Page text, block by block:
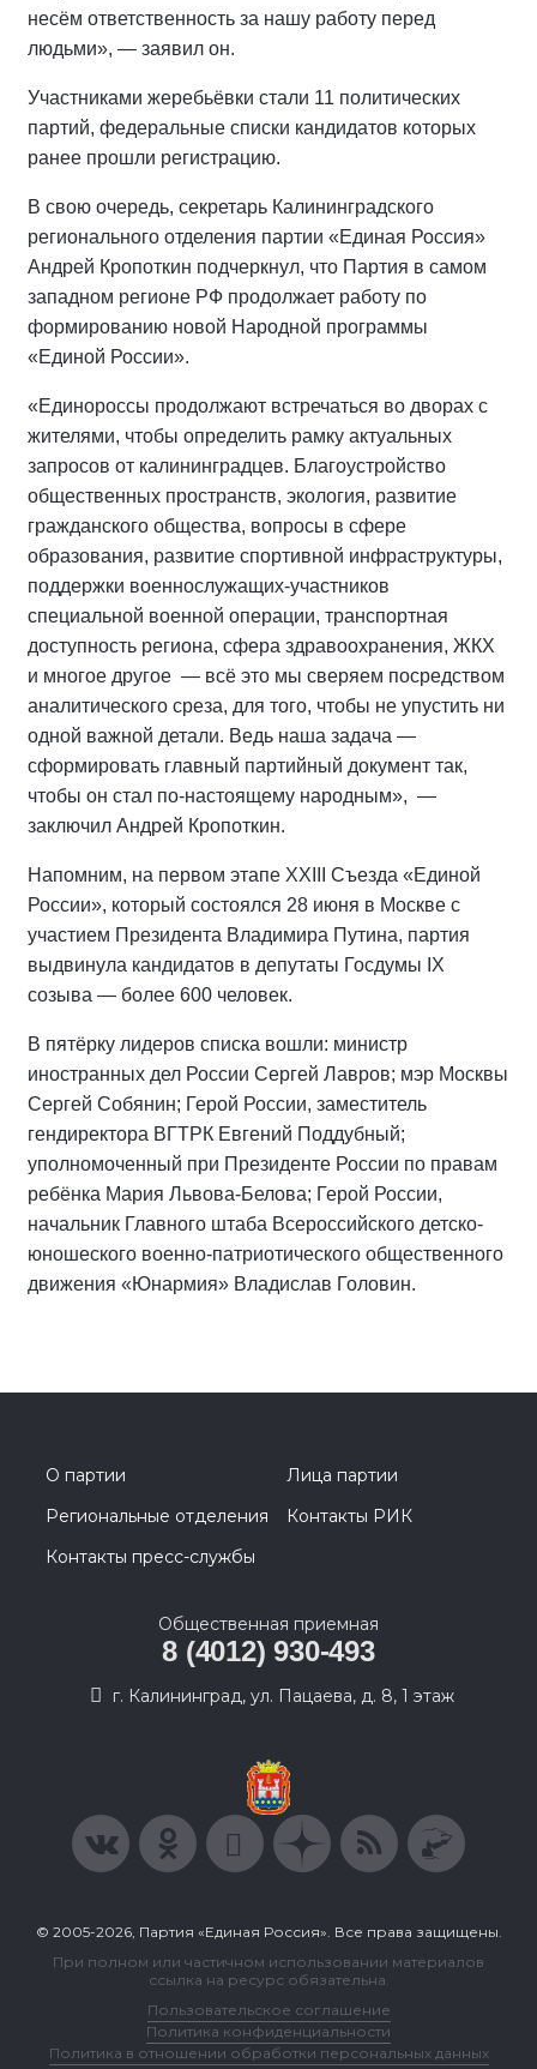
несём ответственность за нашу работу перед
людьми», — заявил он.
Участниками жеребьёвки стали 11 политических
партий, федеральные списки кандидатов которых
ранее прошли регистрацию.
В свою очередь, секретарь Калининградского
регионального отделения партии «Единая Россия»
Андрей Кропоткин подчеркнул, что Партия в самом
западном регионе РФ продолжает работу по
формированию новой Народной программы
«Единой России».
«Единороссы продолжают встречаться во дворах с
жителями, чтобы определить рамку актуальных
запросов от калининградцев. Благоустройство
общественных пространств, экология, развитие
гражданского общества, вопросы в сфере
образования, развитие спортивной инфраструктуры,
поддержки военнослужащих-участников
специальной военной операции, транспортная
доступность региона, сфера здравоохранения, ЖКХ
и многое другое — всё это мы сверяем посредством
аналитического среза, для того, чтобы не упустить ни
одной важной детали. Ведь наша задача —
сформировать главный партийный документ так,
чтобы он стал по-настоящему народным», —
заключил Андрей Кропоткин.
Напомним, на первом этапе XXIII
Съезда «Единой
России», который состоялся 28 июня в Москве с
участием Президента Владимира Путина, партия
выдвинула кандидатов в депутаты Госдумы IX
созыва — более 600 человек.
В пятёрку лидеров списка вошли: министр
иностранных дел России Сергей Лавров; мэр Москвы
Сергей Собянин; Герой России, заместитель
гендиректора ВГТРК Евгений Поддубный;
уполномоченный при Президенте России по правам
ребёнка Мария Львова-Белова; Герой России,
начальник Главного штаба Всероссийского детско-
юношеского военно-патриотического общественного
движения «Юнармия» Владислав Головин.
О партии
Лица партии
Региональные отделения
Контакты РИК
Контакты пресс-службы
Общественная приемная
8 (4012) 930-493
г. Калининград, ул. Пацаева, д. 8, 1 этаж
© 2005-2026, Партия «Единая Россия». Все права защищены.
При полном или частичном использовании материалов
ссылка на ресурс обязательна.
Пользовательское соглашение
Политика конфиденциальности
Политика в отношении обработки персональных данных